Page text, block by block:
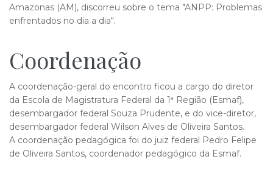
Amazonas (AM), discorreu sobre o tema "ANPP: Problemas
enfrentados no dia a dia".
Coorde​​nação
A coordenação-geral do encontro ficou a cargo do diretor
da Escola de Magistratura Federal da 1ª Região (Esmaf),
desembargador federal Souza Prudente, e do vice-diretor,
desembargador federal Wilson Alves de Oliveira Santos.
A coordenação pedagógica foi do juiz federal Pedro Felipe
de Oliveira Santos, coordenador pedagógico da Esmaf.